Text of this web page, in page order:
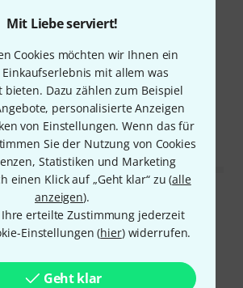
Mit Liebe serviert!
Cookies möchten wir Ihnen ein
mit allem was
bieten. Dazu zählen zum Beispiel
personalisierte Anzeigen
von Einstellungen. Wenn das für
Sie der Nutzung von Cookies
Statistiken und Marketing
einen Klick auf „Geht klar“ zu (alle
anzeigen).
Ihre erteilte Zustimmung jederzeit
Einstellungen (hier) widerrufen.
Geht klar
gut und laut mit klarem sauberen
bei meinen klassischen MarineBands.
Demontage und Möglichkeit zur
man besser Dreck und Bakterien
mir jetzt nach und nach den
BEWERTUNG MELDEN
Band Crossover F
Rickie 26.10.2020